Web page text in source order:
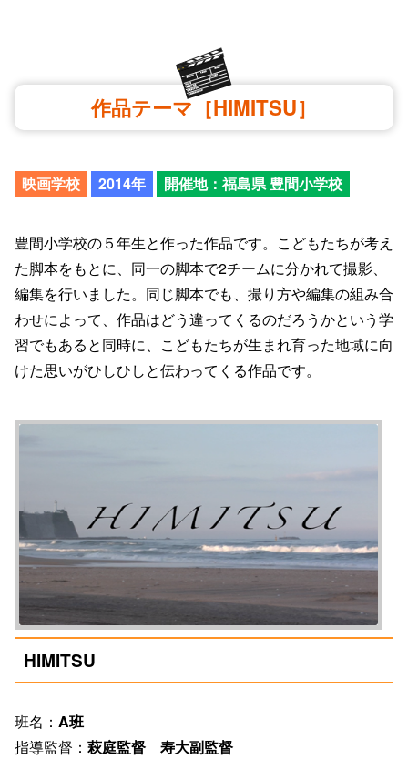
作品テーマ［HIMITSU］
映画学校 2014年 開催地：福島県 豊間小学校
豊間小学校の５年生と作った作品です。こどもたちが考え
た脚本をもとに、同一の脚本で2チームに分かれて撮影、
編集を行いました。同じ脚本でも、撮り方や編集の組み合
わせによって、作品はどう違ってくるのだろうかという学
習でもあると同時に、こどもたちが生まれ育った地域に向
けた思いがひしひしと伝わってくる作品です。
HIMITSU
班名： A班
指導監督： 萩庭監督 寿大副監督